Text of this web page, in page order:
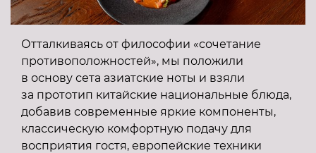
Отталкиваясь от философии «сочетание
противоположностей», мы положили
в основу сета азиатские ноты и взяли
за прототип китайские национальные блюда,
добавив современные яркие компоненты,
классическую комфортную подачу для
восприятия гостя, европейские техники